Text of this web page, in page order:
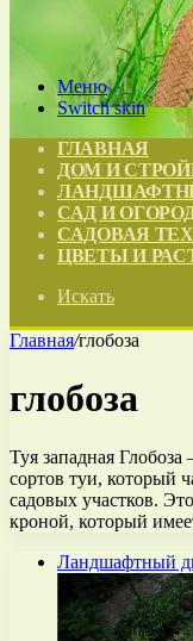
Меню
Switch skin
ГЛАВНАЯ
ДОМ И
САД И
САДОВАЯ
ЦВЕТЫ И
Искать
Главная/глобоза
глобоза
Туя западная
сортов туи, который
садовых участков.
кроной, который
Ландшафтный